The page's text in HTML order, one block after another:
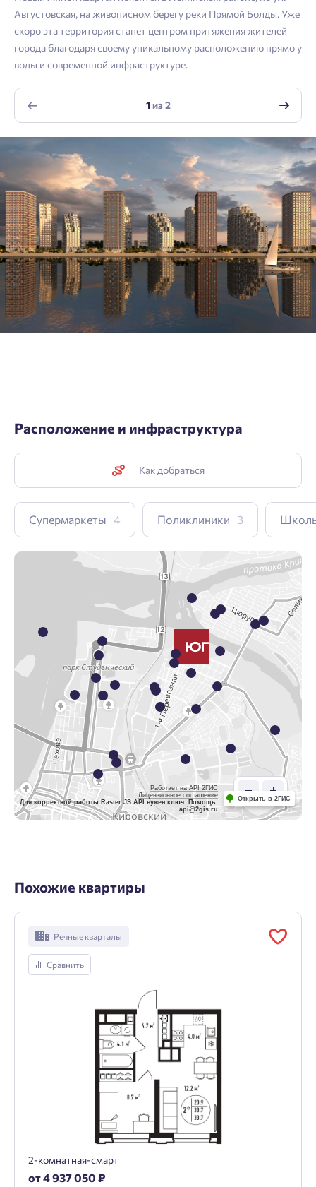
Email
персональных данных
Отправить
Августовская, на живописном берегу реки Прямой Болды. Уже
скоро эта территория станет центром притяжения жителей
города благодаря своему уникальному расположению прямо у
воды и современной инфраструктуре.
1из2
Расположение и инфраструктура
Как добраться
Супермаркеты 4 Поликлиники 3
Работает на API 2ГИС
Лицензионное соглашение
Для корректной работы Raster JS API нужен ключ. Помощь:
api@2gis.ru
Открыть в 2ГИС
Похожие квартиры
Речные кварталы
Сравнить
2-комнатная-смарт
от 4 937 050 ₽
Отправить
Войти
Личный кабинет
Введите номер телефона, чтобы войти или
зарегистрироваться.
Телефон
Нажимая кнопку «Отправить», вы даёте согласие на обработку
персональных данных.
Подтвердить
Личный кабинет
Мы отправили код на номер .
Отправить